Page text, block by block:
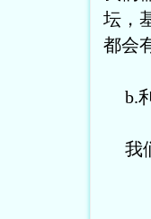
坛，
都会
b.
我